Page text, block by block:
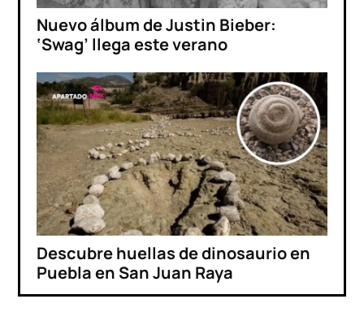
Nuevo álbum de Justin Bieber:
‘Swag’ llega este verano
Descubre huellas de dinosaurio en
Puebla en San Juan Raya